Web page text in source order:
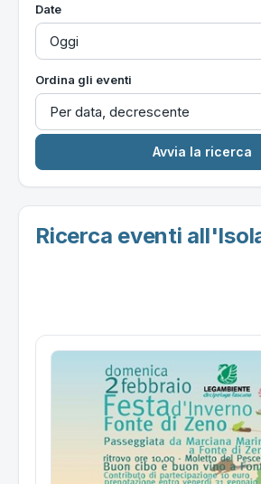
Date
Ordina gli eventi
Ricerca eventi